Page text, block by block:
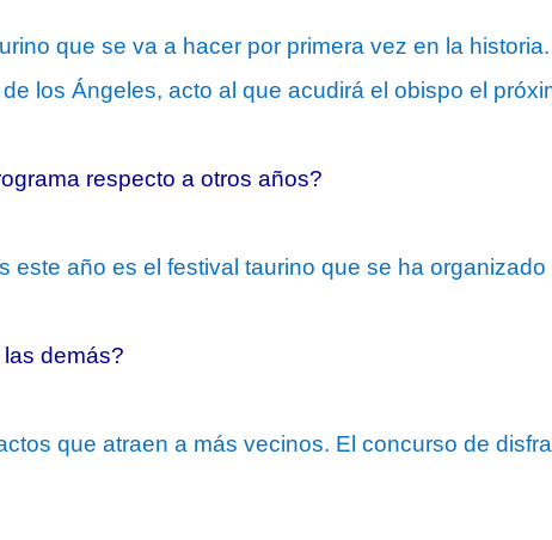
que se va a hacer por primera vez en la
los Ángeles, acto al que acudirá el obispo el
respecto a otros años?
año es el festival taurino que se ha organizado
demás?
que atraen a más vecinos. El concurso de